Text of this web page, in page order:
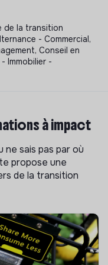
de la transition
- Commercial,
Conseil en
Immobilier -
à impact
sais pas par où
propose une
de la transition